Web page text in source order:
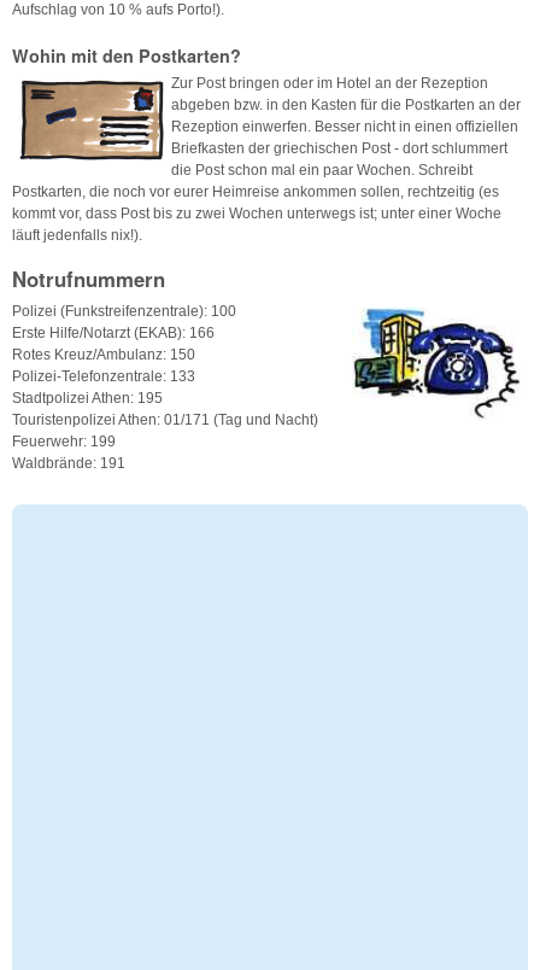
Aufschlag von 10 % aufs Porto!).
Wohin mit den Postkarten?
Zur Post bringen oder im Hotel an der Rezeption
abgeben bzw. in den Kasten für die Postkarten an der
Rezeption einwerfen. Besser nicht in einen offiziellen
Briefkasten der griechischen Post - dort schlummert
die Post schon mal ein paar Wochen. Schreibt
Postkarten, die noch vor eurer Heimreise ankommen sollen, rechtzeitig (es
kommt vor, dass Post bis zu zwei Wochen unterwegs ist; unter einer Woche
läuft jedenfalls nix!).
Notrufnummern
Polizei (Funkstreifenzentrale): 100
Erste Hilfe/Notarzt (EKAB): 166
Rotes Kreuz/Ambulanz: 150
Polizei-Telefonzentrale: 133
Stadtpolizei Athen: 195
Touristenpolizei Athen: 01/171 (Tag und Nacht)
Feuerwehr: 199
Waldbrände: 191